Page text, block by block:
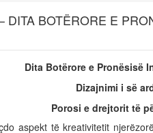
DITA BOTËRORE E
Dita Botërore e Pronësisë
Dizajnimi i së
Porosi e drejtorit të
aspekt të kreativitetit